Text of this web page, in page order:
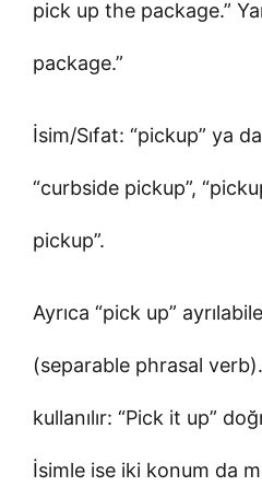
pick up the package.”
package.”
İsim/Sıfat: “pickup” ya
“curbside pickup”,
pickup”.
Ayrıca “pick up”
(separable phrasal
kullanılır: “Pick it up”
İsimle ise iki konum da